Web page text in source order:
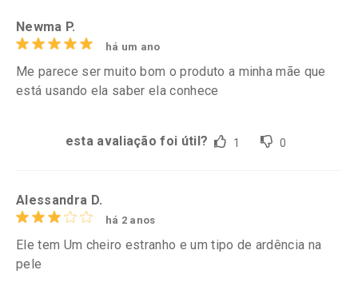
Newma P.
há um ano
Me parece ser muito bom o produto a minha mãe que
está usando ela saber ela conhece
esta avaliação foi útil? 1 0
Alessandra D.
há 2 anos
Ele tem Um cheiro estranho e um tipo de ardência na
pele